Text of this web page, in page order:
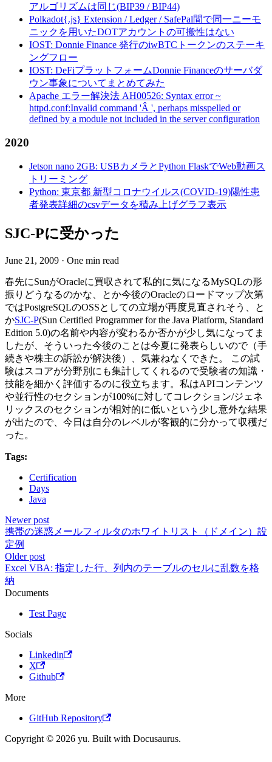
アルゴリズムは同じ(BIP39 / BIP44)
Polkadot{.js} Extension / Ledger / SafePal間で同一ニーモ
ニックを用いたDOTアカウントの可搬性はない
IOST: Donnie Finance 発行のiwBTCトークンのステーキ
ングフロー
IOST: DeFiプラットフォームDonnie Financeのサーバダ
ウン事象についてまとめてみた
Apache エラー解決法 AH00526: Syntax error ~
httpd.conf:Invalid command 'Â ', perhaps misspelled or
defined by a module not included in the server configuration
2020
Jetson nano 2GB: USBカメラとPython FlaskでWeb動画ス
トリーミング
Python: 東京都 新型コロナウイルス(COVID-19)陽性患
者発表詳細のcsvデータを積み上げグラフ表示
SJC-Pに受かった
June 21, 2009 · One min read
春先にSunがOracleに買収されて私的に気になるMySQLの形
振りどうなるのかな、とか今後のOracleのロードマップ次第
ではPostgreSQLのOSSとしての立場が再度見直されそう、と
かSJC-P(Sun Certified Programmer for the Java Platform, Standard
Edition 5.0)の名前や内容が変わるか否かが少し気になってま
したが、そういった今後のことは今夏に発表らしいので（手
続きや株主の訴訟が解決後）、気兼ねなくできた。 この試
験はスコアが分野別にも集計してくれるので受験者の知識・
技能を細かく評価するのに役立ちます。私はAPIコンテンツ
や並行性のセクションが100%に対してコレクション/ジェネ
リックスのセクションが相対的に低いという少し意外な結果
が出たので、今日は自分のレベルが客観的に分かって収穫だ
った。
Tags:
Certification
Days
Java
Newer post
携帯の迷惑メールフィルタのホワイトリスト（ドメイン）設
定例
Older post
Excel VBA: 指定した行、列内のテーブルのセルに乱数を格
納
Documents
Test Page
Socials
Linkedin
X
Github
More
GitHub Repository
Copyright © 2026 yu. Built with Docusaurus.